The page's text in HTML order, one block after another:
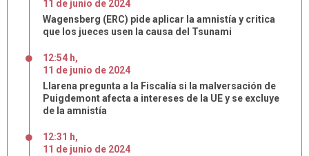
11 de junio de 2024
Wagensberg (ERC) pide aplicar la amnistía y critica
que los jueces usen la causa del Tsunami
12:54 h,
11 de junio de 2024
Llarena pregunta a la Fiscalía si la malversación de
Puigdemont afecta a intereses de la UE y se excluye
de la amnistía
12:31 h,
11 de junio de 2024